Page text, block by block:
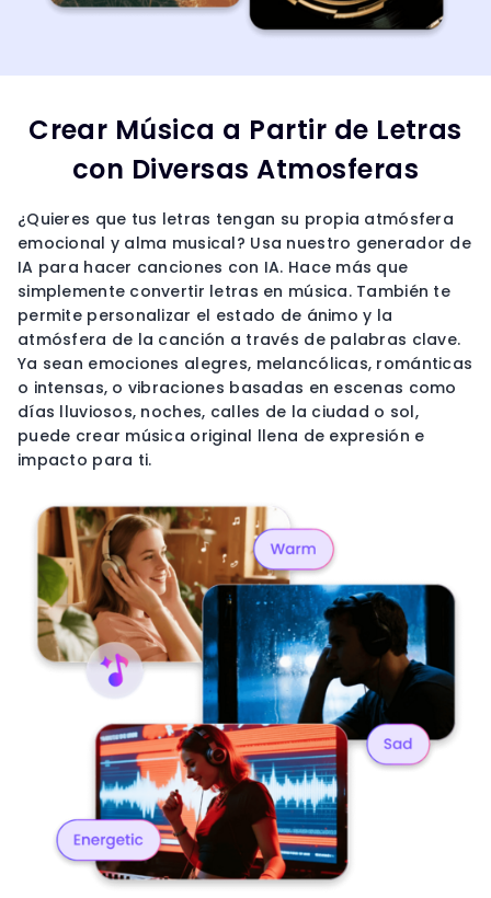
Crear Música a Partir de Letras
con Diversas Atmosferas
¿Quieres que tus letras tengan su propia atmósfera
emocional y alma musical? Usa nuestro generador de
IA para hacer canciones con IA. Hace más que
simplemente convertir letras en música. También te
permite personalizar el estado de ánimo y la
atmósfera de la canción a través de palabras clave.
Ya sean emociones alegres, melancólicas, románticas
o intensas, o vibraciones basadas en escenas como
días lluviosos, noches, calles de la ciudad o sol,
puede crear música original llena de expresión e
impacto para ti.